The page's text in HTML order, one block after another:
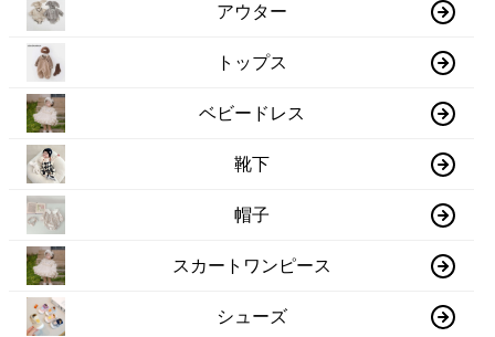
アウター
トップス
ベビードレス
靴下
帽子
スカートワンピース
シューズ